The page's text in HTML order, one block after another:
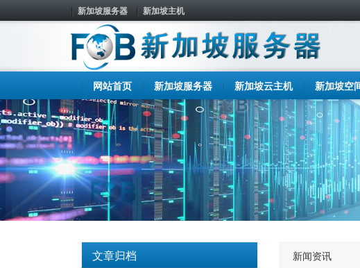
新加坡服务器 新加坡主机
网站首页 新加坡服务器 新加坡云主机 新加坡空
文章归档
新闻资讯